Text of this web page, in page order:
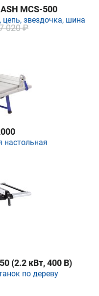
MCS-500
цепь, звездочка, шина
020 ₽
настольная
(2.2 кВт, 400 В)
по дереву